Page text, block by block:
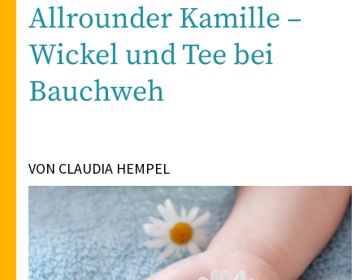
Allrounder Kamille –
Wickel und Tee bei
Bauchweh
VON CLAUDIA HEMPEL